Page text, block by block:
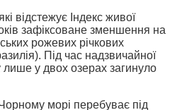
відстежує Індекс живої
зафіксоване зменшення на
рожевих річкових
Під час надзвичайної
лише у двох озерах загинуло
морі перебуває під